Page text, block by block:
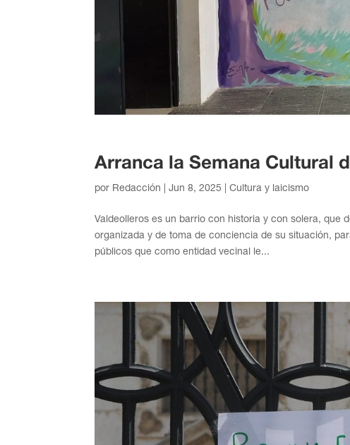
Arranca la Semana Cultural
por Redacción |Jun 8, 2025 |Cultura y laicismo
Valdeolleros es un barrio con historia y con solera, que
organizada y de toma de conciencia de su situación,
públicos que como entidad vecinal le...